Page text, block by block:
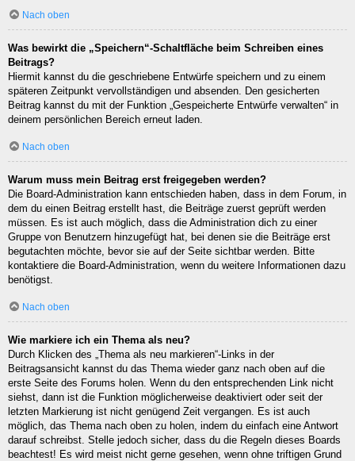
Nach oben
Was bewirkt die „Speichern“-Schaltfläche beim Schreiben eines
Beitrags?
Hiermit kannst du die geschriebene Entwürfe speichern und zu einem
späteren Zeitpunkt vervollständigen und absenden. Den gesicherten
Beitrag kannst du mit der Funktion „Gespeicherte Entwürfe verwalten“ in
deinem persönlichen Bereich erneut laden.
Nach oben
Warum muss mein Beitrag erst freigegeben werden?
Die Board-Administration kann entschieden haben, dass in dem Forum, in
dem du einen Beitrag erstellt hast, die Beiträge zuerst geprüft werden
müssen. Es ist auch möglich, dass die Administration dich zu einer
Gruppe von Benutzern hinzugefügt hat, bei denen sie die Beiträge erst
begutachten möchte, bevor sie auf der Seite sichtbar werden. Bitte
kontaktiere die Board-Administration, wenn du weitere Informationen dazu
benötigst.
Nach oben
Wie markiere ich ein Thema als neu?
Durch Klicken des „Thema als neu markieren“-Links in der
Beitragsansicht kannst du das Thema wieder ganz nach oben auf die
erste Seite des Forums holen. Wenn du den entsprechenden Link nicht
siehst, dann ist die Funktion möglicherweise deaktiviert oder seit der
letzten Markierung ist nicht genügend Zeit vergangen. Es ist auch
möglich, das Thema nach oben zu holen, indem du einfach eine Antwort
darauf schreibst. Stelle jedoch sicher, dass du die Regeln dieses Boards
beachtest! Es wird meist nicht gerne gesehen, wenn ohne triftigen Grund